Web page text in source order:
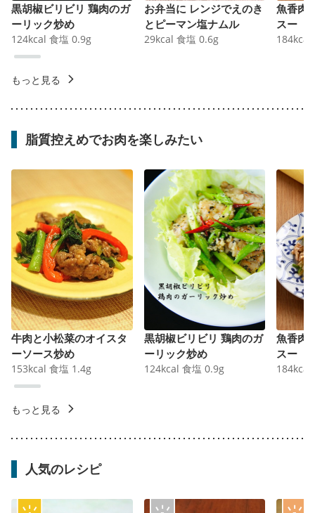
黒胡椒ビリビリ 鶏肉のガ
ーリック炒め
124kcal 食塩 0.9g
お弁当に レンジでえのき
とピーマン塩ナムル
29kcal 食塩 0.6g
魚香肉
スー
184kcal
もっと見る
脂質控えめでお肉を楽しみたい
牛肉と小松菜のオイスタ
ーソース炒め
153kcal 食塩 1.4g
黒胡椒ビリビリ 鶏肉のガ
ーリック炒め
124kcal 食塩 0.9g
魚香肉
スー
184kcal
もっと見る
人気のレシピ